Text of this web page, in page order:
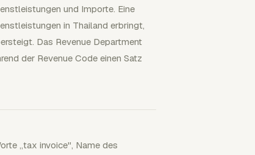
und Importe. Eine
in Thailand erbringt,
Das Revenue Department
der Revenue Code einen Satz
„tax invoice", Name des